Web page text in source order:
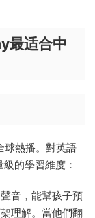
最适合中
球熱播。對英語
的學習維度：
音，能幫孩子預
理解。當他們翻